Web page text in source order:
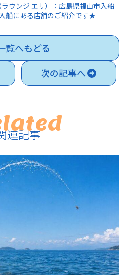
ウンジ エリ）：広島県福山市入船
船にある店舗のご紹介です★
覧へもどる
次の記事へ
連記事